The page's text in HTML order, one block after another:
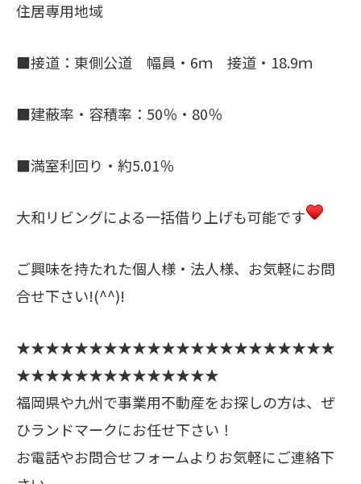
住居専用地域
■接道：東側公道 幅員・6ｍ 接道・18.9ｍ
■建蔽率・容積率：50％・80％
■満室利回り・約5.01％
大和リビングによる一括借り上げも可能です
ご興味を持たれた個人様・法人様、お気軽にお問
合せ下さい!(^^)!
★★★★★★★★★★★★★★★★★★★★★★
★★★★★★★★★★★★★★
福岡県や九州で事業用不動産をお探しの方は、ぜ
ひランドマークにお任せ下さい！
お電話やお問合せフォームよりお気軽にご連絡下